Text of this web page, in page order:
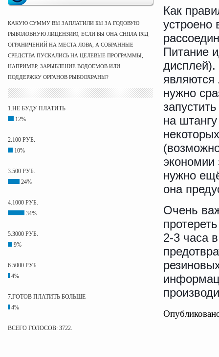
КАКУЮ СУММУ ВЫ ЗАПЛАТИЛИ БЫ ЗА ГОДОВУЮ
РЫБОЛОВНУЮ ЛИЦЕНЗИЮ, ЕСЛИ БЫ ОНА СНЯЛА РЯД
ОГРАНИЧЕНИЙ НА МЕСТА ЛОВА, А СОБРАННЫЕ
СРЕДСТВА ПУСКАЛИСЬ НА ЦЕЛЕВЫЕ ПРОГРАММЫ,
НАПРИМЕР, ЗАРЫБЛЕНИЕ ВОДОЕМОВ ИЛИ
ПОДДЕРЖКУ ОРГАНОВ РЫБООХРАНЫ?
1.НЕ БУДУ ПЛАТИТЬ
12%
2.100 РУБ.
10%
3.500 РУБ.
24%
4.1000 РУБ.
34%
5.3000 РУБ.
9%
6.5000 РУБ.
4%
7.ГОТОВ ПЛАТИТЬ БОЛЬШЕ
4%
ВСЕГО ГОЛОСОВ: 3722.
Как
устроено
Питание
являются
нужно
на
экономии
нужно
она
Очень
2-3 часа